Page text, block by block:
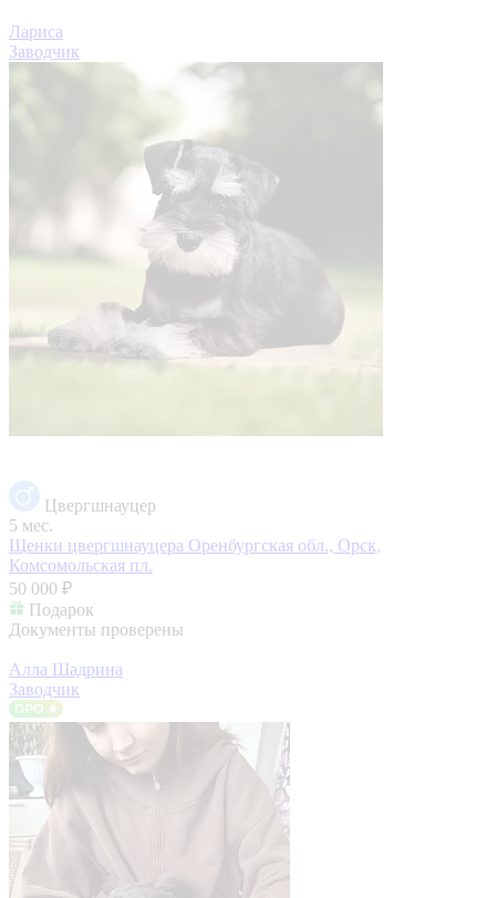
Лариса
Заводчик
Цвергшнауцер
5 мес.
Щенки цвергшнауцера Оренбургская обл., Орск,
Комсомольская пл.
50 000 ₽
Подарок
Документы проверены
Алла Шадрина
Заводчик